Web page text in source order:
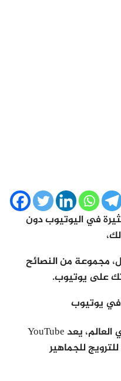
في اليوتيوب دون
مجموعة من النصائح
على يوتيوب.
باعتباره ثاني أكبر محرك بحث في العالم، يعد YouTube
للجماهير